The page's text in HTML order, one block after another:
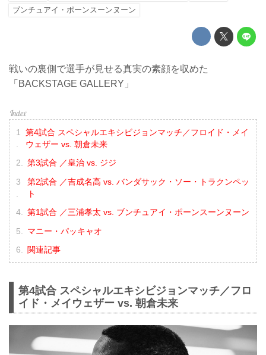
ブンチュアイ・ポーンスーンヌーン
戦いの裏側で選手が見せる真実の素顔を収めた
「BACKSTAGE GALLERY」
第4試合 スペシャルエキシビジョンマッチ／フロイド・メイ
ウェザー vs. 朝倉未来
第3試合 ／皇治 vs. ジジ
第2試合 ／吉成名高 vs. バンダサック・ソー・トラクンペッ
ト
第1試合 ／三浦孝太 vs. ブンチュアイ・ポーンスーンヌーン
マニー・パッキャオ
関連記事
第4試合 スペシャルエキシビジョンマッチ／フロ
イド・メイウェザー vs. 朝倉未来